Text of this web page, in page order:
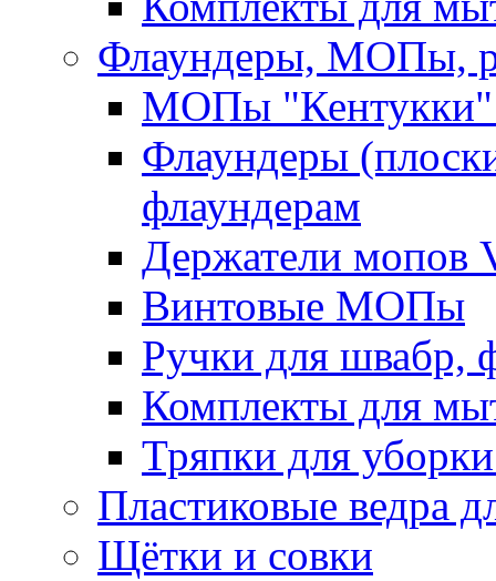
Флаундеры, МОПы,
МОПы "Кентукки"
Флаундеры
флаундерам
Держатели мопов
Винтовые МОПы
Ручки для швабр,
Комплекты для
Тряпки для
Пластиковые ведра
Щётки и совки